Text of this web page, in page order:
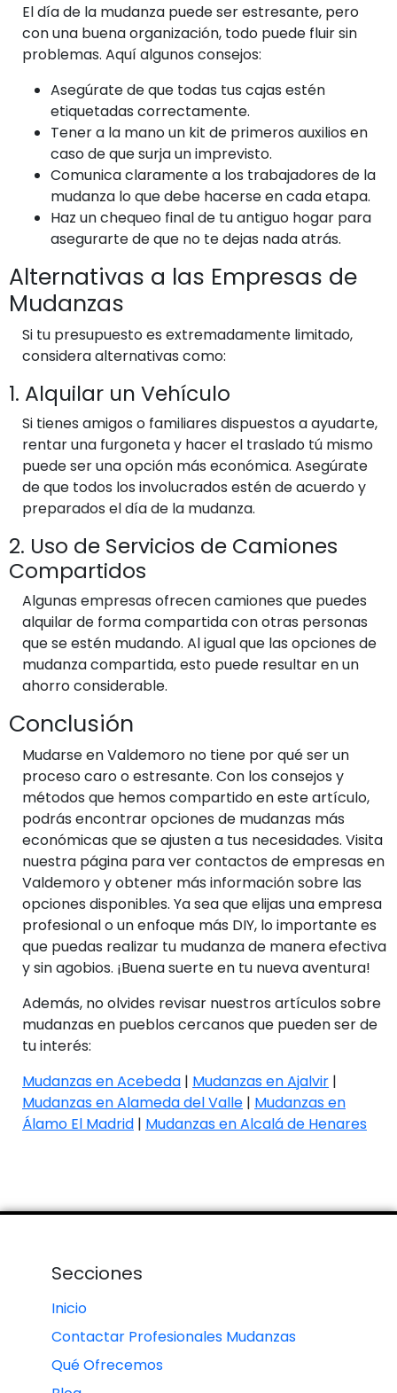
El día de la mudanza puede ser estresante, pero
con una buena organización, todo puede fluir sin
problemas. Aquí algunos consejos:
Asegúrate de que todas tus cajas estén
etiquetadas correctamente.
Tener a la mano un kit de primeros auxilios en
caso de que surja un imprevisto.
Comunica claramente a los trabajadores de la
mudanza lo que debe hacerse en cada etapa.
Haz un chequeo final de tu antiguo hogar para
asegurarte de que no te dejas nada atrás.
Alternativas a las Empresas de
Mudanzas
Si tu presupuesto es extremadamente limitado,
considera alternativas como:
1. Alquilar un Vehículo
Si tienes amigos o familiares dispuestos a ayudarte,
rentar una furgoneta y hacer el traslado tú mismo
puede ser una opción más económica. Asegúrate
de que todos los involucrados estén de acuerdo y
preparados el día de la mudanza.
2. Uso de Servicios de Camiones
Compartidos
Algunas empresas ofrecen camiones que puedes
alquilar de forma compartida con otras personas
que se estén mudando. Al igual que las opciones de
mudanza compartida, esto puede resultar en un
ahorro considerable.
Conclusión
Mudarse en Valdemoro no tiene por qué ser un
proceso caro o estresante. Con los consejos y
métodos que hemos compartido en este artículo,
podrás encontrar opciones de mudanzas más
económicas que se ajusten a tus necesidades. Visita
nuestra página para ver contactos de empresas en
Valdemoro y obtener más información sobre las
opciones disponibles. Ya sea que elijas una empresa
profesional o un enfoque más DIY, lo importante es
que puedas realizar tu mudanza de manera efectiva
y sin agobios. ¡Buena suerte en tu nueva aventura!
Además, no olvides revisar nuestros artículos sobre
mudanzas en pueblos cercanos que pueden ser de
tu interés:
Mudanzas en Acebeda | Mudanzas en Ajalvir |
Mudanzas en Alameda del Valle | Mudanzas en
Álamo El Madrid | Mudanzas en Alcalá de Henares
Secciones
Inicio
Contactar Profesionales Mudanzas
Qué Ofrecemos